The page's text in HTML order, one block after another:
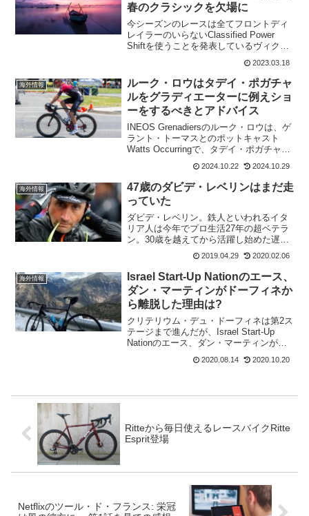
春のクラシックを欠場に
今シーズンのレースは全てフロントディ
レイラーのいらないClassified Power
Shiftを使うことを発表しているヴィクト
ール・カンペナールツ。今シーズンもク
ラシックで活躍が期待されていたが、ブ
レーデネ・コクサイデ・クラシックの落
車...
2023.03.18
海外情報
ルーク・ロウはタデイ・ポガチャ
ルをグラディエーターに例えショ
ーをするべきとアドバイス
INEOS Grenadiersのルーク・ロウは、ゲ
ラント・トーマスとのポットキャスト
Watts Occurringで、タデイ・ポガチャル
の長距離攻撃をグラディエーターみたい
だと語っている。グラディエーターは、
2000年の米国映画で帝政ロー...
2024.10.22 2024.10.29
海外情報
47歳のダビデ・レベリンはまだ走
っていた
ダビデ・レベリン。鉄人といわれるイタ
リア人は今年でプロ生活27年の超ベテラ
ン。30歳を越えてから活躍し始めた遅咲
きのプロレーサー。2004年、春のクラシ
ックシーズン後半戦のアムステルゴール
ドレース、フレッシュ・ワロンヌ、リエ
ージュ〜バストー...
2019.04.29 2020.02.06
海外情報
Israel Start-Up Nationのエース、
ダン・マーティンがドーフィネか
ら離脱した理由は?
クリテリウム・デュ・ドーフィネは第2ス
テージまで進んだが、Israel Start-Up
Nationのエース、ダン・マーティンが第3
ステージをスタートしなかった。落車と
は、情報が入っていたが145位ながら完走
2020.08.14 2020.10.20
Ritteから毎日使えるレースバイクRitte
Esprit登場
Netflixのツール・ド・フランス: 栄冠